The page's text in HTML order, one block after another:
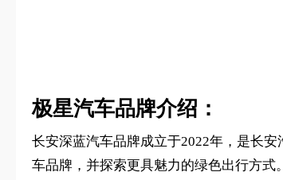
极星汽车品牌介绍：
长安深蓝汽车品牌成立于2022年，是长
车品牌，并探索更具魅力的绿色出行方式